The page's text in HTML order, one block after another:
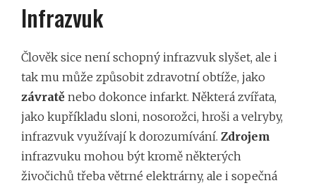
Infrazvuk
Člověk sice není schopný infrazvuk slyšet, ale i
tak mu může způsobit zdravotní obtíže, jako
závratě nebo dokonce infarkt. Některá zvířata,
jako kupříkladu sloni, nosorožci, hroši a velryby,
infrazvuk využívají k dorozumívání. Zdrojem
infrazvuku mohou být kromě některých
živočichů třeba větrné elektrárny, ale i sopečná